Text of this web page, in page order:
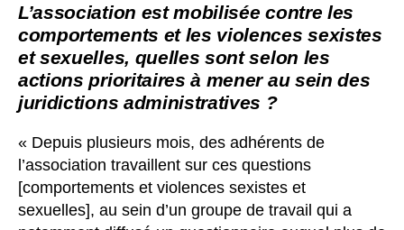
L’association est mobilisée contre les
comportements et les violences sexistes
et sexuelles, quelles sont selon les
actions prioritaires à mener au sein des
juridictions administratives ?
« Depuis plusieurs mois, des adhérents de
l’association travaillent sur ces questions
[comportements et violences sexistes et
sexuelles], au sein d’un groupe de travail qui a